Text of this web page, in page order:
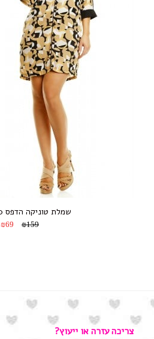
שמלת טוניקה הדפס 36,38,40
₪159
₪69
צריכה עזרה או ייעוץ?